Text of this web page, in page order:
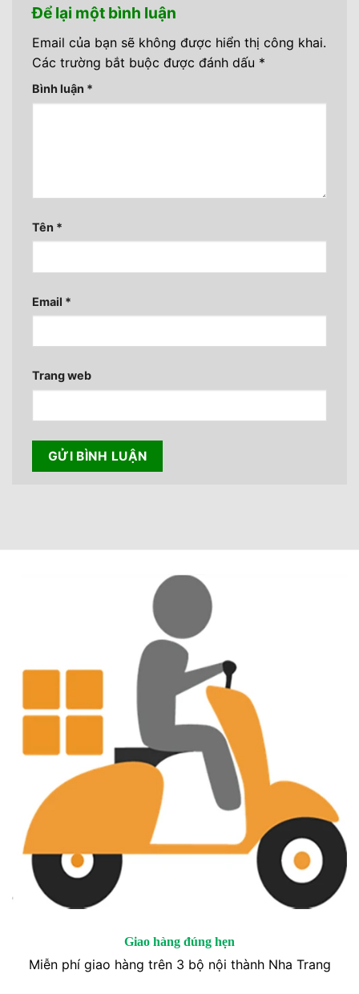
Để lại một bình luận
Email của bạn sẽ không được hiển thị công khai.
Các trường bắt buộc được đánh dấu *
Bình luận *
Tên *
Email *
Trang web
Giao hàng đúng hẹn
Miễn phí giao hàng trên 3 bộ nội thành Nha Trang